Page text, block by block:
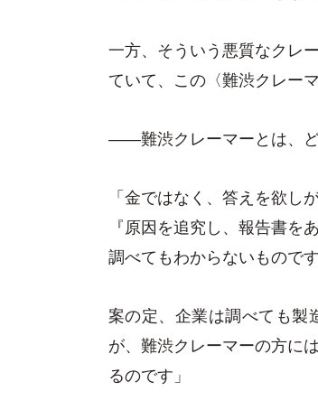
一方、そういう悪質なクレ
ていて、この〈難渋クレー
――難渋クレーマーとは、ど
「金ではなく、答えを欲し
『原因を追究し、報告書
調べてもわからないものです
案の定、企業は調べても製
が、難渋クレーマーの方に
るのです」